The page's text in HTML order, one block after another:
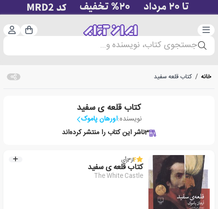
دسته‌بندی سبد
جستجوی کتاب، نویسنده و...
خانه / کتاب قلعه سفید
کتاب قلعه ی سفید
نویسنده:اورهان پاموک
3ناشر این کتاب را منتشر کرده‌اند
4از3رأی
کتاب قلعه ی سفید
The White Castle